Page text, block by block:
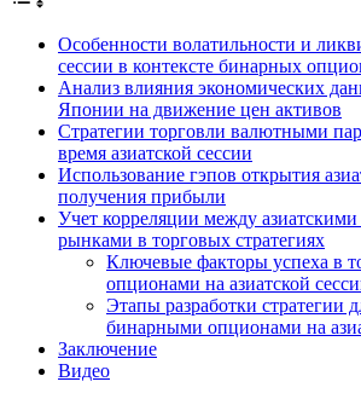
Особенности волатильности и
сессии в контексте бинарных
Анализ влияния экономических
Японии на движение цен активов
Стратегии торговли валютными
время азиатской сессии
Использование гэпов открытия
получения прибыли
Учет корреляции между
рынками в торговых стратегиях
Ключевые факторы успеха в
опционами на азиатской
Этапы разработки стратегии
бинарными опционами на
Заключение
Видео